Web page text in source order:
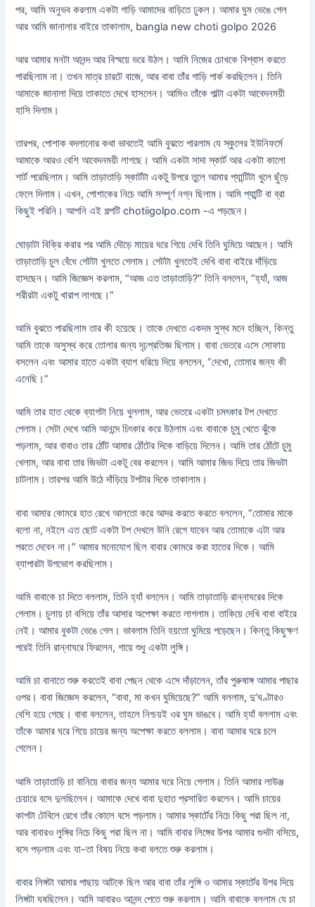
পর, আমি অনুভব করলাম একটা গাড়ি আমাদের বাড়িতে ঢুকল। আমার ঘুম ভেঙে গেল
আর আমি জানালার বাইরে তাকালাম, bangla new choti golpo 2026
আর আমার মনটা আনন্দ আর বিস্ময়ে ভরে উঠল। আমি নিজের চোখকে বিশ্বাস করতে
পারছিলাম না। তখন মাত্র চারটে বাজে, আর বাবা তাঁর গাড়ি পার্ক করছিলেন। তিনি
আমাকে জানালা দিয়ে তাকাতে দেখে হাসলেন। আমিও তাঁকে পাল্টা একটা আবেদনময়ী
হাসি দিলাম।
তারপর, পোশাক বদলানোর কথা ভাবতেই আমি বুঝতে পারলাম যে স্কুলের ইউনিফর্মে
আমাকে আরও বেশি আবেদনময়ী লাগছে। আমি একটা সাদা স্কার্ট আর একটা কালো
শার্ট পরেছিলাম। আমি তাড়াতাড়ি স্কার্টটা একটু উপরে তুলে আমার প্যান্টিটা খুলে ছুঁড়ে
ফেলে দিলাম। এখন, পোশাকের নিচে আমি সম্পূর্ণ নগ্ন ছিলাম। আমি প্যান্টি বা ব্রা
কিছুই পরিনি। আপনি এই গল্পটি chotiigolpo.com -এ পড়ছেন।
ঘোড়াটা বিক্রি করার পর আমি দৌড়ে মায়ের ঘরে গিয়ে দেখি তিনি ঘুমিয়ে আছেন। আমি
তাড়াতাড়ি চুল বেঁধে গেটটা খুলতে গেলাম। গেটটা খুলতেই দেখি বাবা বাইরে দাঁড়িয়ে
হাসছেন। আমি জিজ্ঞেস করলাম, “আজ এত তাড়াতাড়ি?” তিনি বললেন, “হ্যাঁ, আজ
শরীরটা একটু খারাপ লাগছে।”
আমি বুঝতে পারছিলাম তার কী হয়েছে। তাকে দেখতে একদম সুস্থ মনে হচ্ছিল, কিন্তু
আমি তাকে অসুস্থ করে তোলার জন্য দৃঢ়প্রতিজ্ঞ ছিলাম। বাবা ভেতরে এসে সোফায়
বসলেন এবং আমার হাতে একটা ব্যাগ ধরিয়ে দিয়ে বললেন, “দেখো, তোমার জন্য কী
এনেছি।”
আমি তার হাত থেকে ব্যাগটা নিয়ে খুললাম, আর ভেতরে একটা চমৎকার টপ দেখতে
পেলাম। সেটা দেখে আমি আনন্দে চিৎকার করে উঠলাম এবং বাবাকে চুমু খেতে ঝুঁকে
পড়লাম, আর বাবাও তার ঠোঁট আমার ঠোঁটের দিকে বাড়িয়ে দিলেন। আমি তার ঠোঁটে চুমু
খেলাম, আর বাবা তার জিভটা একটু বের করলেন। আমি আমার জিভ দিয়ে তার জিভটা
চাটলাম। তারপর আমি উঠে দাঁড়িয়ে টপটার দিকে তাকালাম।
বাবা আমার কোমরে হাত রেখে আলতো করে আদর করতে করতে বললেন, “তোমার মাকে
বলো না, নইলে এত ছোট একটা টপ দেখলে উনি রেগে যাবেন আর তোমাকে এটা আর
পরতে দেবেন না।” আমার মনোযোগ ছিল বাবার কোমরে করা হাতের দিকে। আমি
ব্যাপারটা উপভোগ করছিলাম।
আমি বাবাকে চা দিতে বললাম, তিনি হ্যাঁ বললেন। আমি তাড়াতাড়ি রান্নাঘরের দিকে
গেলাম। চুলায় চা বসিয়ে তাঁর আসার অপেক্ষা করতে লাগলাম। তাকিয়ে দেখি বাবা বাইরে
নেই। আমার বুকটা ভেঙে গেল। ভাবলাম তিনি হয়তো ঘুমিয়ে পড়েছেন। কিন্তু কিছুক্ষণ
পরেই তিনি রান্নাঘরে ফিরলেন, গায়ে শুধু একটা লুঙ্গি।
আমি চা বানাতে শুরু করতেই বাবা পেছন থেকে এসে দাঁড়ালেন, তাঁর পুরুষাঙ্গ আমার পাছার
ওপর। বাবা জিজ্ঞেস করলেন, “বাবা, মা কখন ঘুমিয়েছে?” আমি বললাম, দু’ঘণ্টারও
বেশি হয়ে গেছে। বাবা বললেন, তাহলে নিশ্চয়ই ওর ঘুম ভাঙবে। আমি হ্যাঁ বললাম এবং
তাঁকে আমার ঘরে গিয়ে চায়ের জন্য অপেক্ষা করতে বললাম। বাবা আমার ঘরে চলে
গেলেন।
আমি তাড়াতাড়ি চা বানিয়ে বাবার জন্য আমার ঘরে নিয়ে গেলাম। তিনি আমার লাউঞ্জ
চেয়ারে বসে দুলছিলেন। আমাকে দেখে বাবা দুহাত প্রসারিত করলেন। আমি চায়ের
কাপটা টেবিলে রেখে তাঁর কোলে বসে পড়লাম। আমার স্কার্টের নিচে কিছু পরা ছিল না,
আর বাবারও লুঙ্গির নিচে কিছু পরা ছিল না। আমি বাবার লিঙ্গের উপর আমার গুদটা বসিয়ে,
বসে পড়লাম এবং যা-তা বিষয় নিয়ে কথা বলতে শুরু করলাম।
বাবার লিঙ্গটা আমার পাছায় আটকে ছিল আর বাবা তাঁর লুঙ্গি ও আমার স্কার্টের উপর দিয়ে
লিঙ্গটা ঘষছিলেন। আমি আবারও আনন্দ পেতে শুরু করলাম। আমি বাবাকে বললাম যে চা